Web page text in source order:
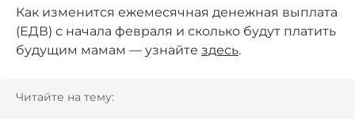
Как изменится ежемесячная денежная выплата
(ЕДВ) с начала февраля и сколько будут платить
будущим мамам — узнайте здесь.
Читайте на тему: